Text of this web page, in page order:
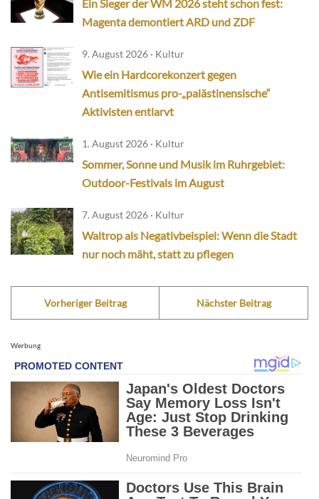
Ein Sieger der WM 2026 steht schon fest:
Magenta demontiert ARD und ZDF
9. August 2026 · Kultur
Wie ein Hardcorekonzert gegen
Antisemitismus pro-„palästinensische“
Aktivisten entlarvt
1. August 2026 · Kultur
Sommer, Sonne und Musik im Ruhrgebiet:
Outdoor-Festivals im August
7. August 2026 · Kultur
Waltrop als Negativbeispiel: Wenn die Stadt
nur noch mäht, statt zu pflegen
Vorheriger Beitrag Nächster Beitrag
Werbung